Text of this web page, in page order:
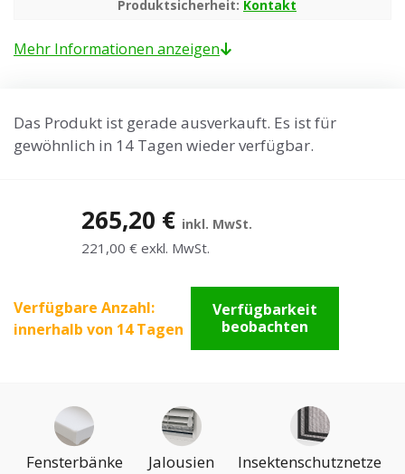
Produktsicherheit: Kontakt
Mehr Informationen anzeigen
Das Produkt ist gerade ausverkauft. Es ist für
gewöhnlich in 14 Tagen wieder verfügbar.
265,20 € inkl. MwSt.
221,00 € exkl. MwSt.
Verfügbare Anzahl:
innerhalb von 14 Tagen
Verfügbarkeit
beobachten
Fensterbänke Jalousien Insektenschutznetze